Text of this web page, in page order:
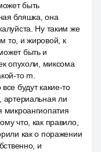
быть
бляшка, она
Ну таким же
то, и жировой, к
быть и
опухоли, миксома
то m.
будут какие-то
артериальная ли
микроангиопатия
что, как правило,
как о поражении
и